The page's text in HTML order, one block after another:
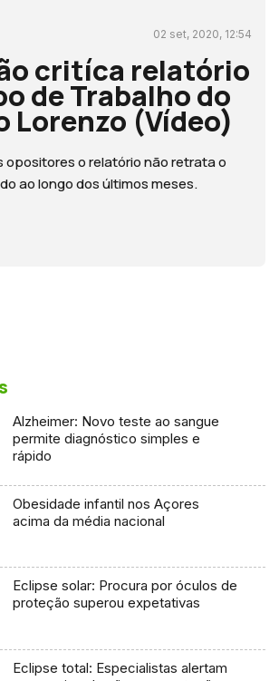
02 set, 2020, 12:54
critíca relatório
de Trabalho do
Lorenzo (Vídeo)
opositores o relatório não retrata o
ao longo dos últimos meses.
Alzheimer: Novo teste ao sangue
permite diagnóstico simples e
rápido
Obesidade infantil nos Açores
acima da média nacional
Eclipse solar: Procura por óculos de
proteção superou expetativas
Eclipse total: Especialistas alertam